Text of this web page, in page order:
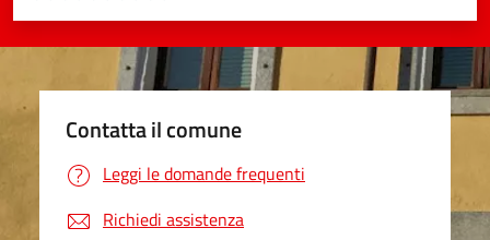
Valuta 5 stelle su 5
Valuta 4 stelle su 5
Valuta 3 stelle su 5
Valuta 2 stelle su 5
Valuta 1 stelle su 5
Contatta il comune
Leggi le domande frequenti
Richiedi assistenza